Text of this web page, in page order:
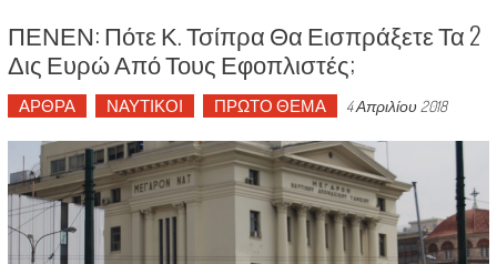
ΠΕΝΕΝ: Πότε Κ. Τσίπρα Θα Εισπράξετε Τα 2
Δις Ευρώ Από Τους Εφοπλιστές;
ΑΡΘΡΑ ΝΑΥΤΙΚΟΙ ΠΡΩΤΟ ΘΕΜΑ 4 Απριλίου 2018